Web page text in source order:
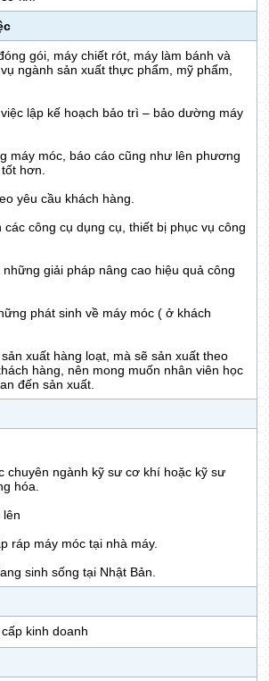
gói, máy chiết rót, máy làm bánh và
ngành sản xuất thực phẩm, mỹ phẩm,
lập kế hoạch bảo trì – bảo dường máy
máy móc, báo cáo cũng như lên phương
hơn.
yêu cầu khách hàng.
các công cụ dụng cụ, thiết bị phục vụ công
những giải pháp nâng cao hiệu quả công
phát sinh về máy móc ( ở khách
xuất hàng loạt, mà sẽ sản xuất theo
hàng, nên mong muốn nhân viên học
đến sản xuất.
chuyên ngành kỹ sư cơ khí hoặc kỹ sư
hóa.
lên
ráp máy móc tại nhà máy.
sinh sống tại Nhật Bản.
kinh doanh